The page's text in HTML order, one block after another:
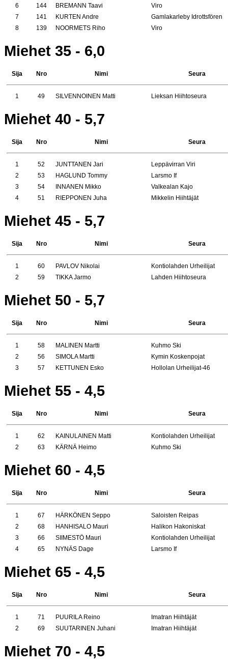
6 144 BREMANN Taavi
Viro
7
141 KURTEN Andre
Gamlakarleby Idrottsfören
8
139 NOORMETS Riho Viro
Miehet 35 - 6,0
Sija Nro Nimi Seura
1 49 SILVENNOINEN Matti Lieksan Hiihtoseura
Miehet 40 - 5,7
Sija Nro Nimi Seura
1 52 JUNTTANEN Jari
Leppävirran Viri
2
53 HAGLUND Tommy
Larsmo If
3
54 INNANEN Mikko
Valkealan Kajo
4
51 RIEPPONEN Juha Mikkelin Hiihtäjät
Miehet 45 - 5,7
Sija Nro Nimi Seura
1 60 PAVLOV Nikolai
Kontiolahden Urheilijat
2
59 TIKKA Jarmo Lahden Hiihtoseura
Miehet 50 - 5,7
Sija Nro Nimi Seura
1 58 MALINEN Martti
Kuhmo Ski
2
56 SIMOLA Martti
Kymin Koskenpojat
3
57 KETTUNEN Esko Hollolan Urheilijat-46
Miehet 55 - 4,5
Sija Nro Nimi Seura
1 62 KAINULAINEN Matti
Kontiolahden Urheilijat
2
63 KÄRNÄ Heimo Kuhmo Ski
Miehet 60 - 4,5
Sija Nro Nimi Seura
1 67 HÄRKÖNEN Seppo
Saloisten Reipas
2
68 HANHISALO Mauri
Halikon Hakoniskat
3
66 SIIMESTÖ Mauri
Kontiolahden Urheilijat
4
65 NYNÄS Dage Larsmo If
Miehet 65 - 4,5
Sija Nro Nimi Seura
1 71 PUURILA Reino
Imatran Hiihtäjät
2
69 SUUTARINEN Juhani Imatran Hiihtäjät
Miehet 70 - 4,5